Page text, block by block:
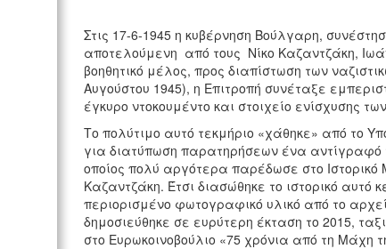
Στις 17-6-1945 η κυβέρνηση Βούλγαρη,
αποτελούμενη από τους Νίκο Καζαντζάκη,
βοηθητικό μέλος, προς διαπίστωση των
Αυγούστου 1945), η Επιτροπή συνέταξε
έγκυρο ντοκουμέντο και στοιχείο ενίσχυσης
Το πολύτιμο αυτό τεκμήριο «χάθηκε» από το
για διατύπωση παρατηρήσεων ένα αντίγραφό
οποίος πολύ αργότερα παρέδωσε στο
Καζαντζάκη. Έτσι διασώθηκε το ιστορικό αυτό
περιορισμένο φωτογραφικό υλικό από το
δημοσιεύθηκε σε ευρύτερη έκταση το 2015,
στο Ευρωκοινοβούλιο «75 χρόνια από τη Μάχη